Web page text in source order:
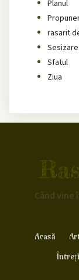
Planul
rasarit
Sfatul
Ziua
Când vine
Acasă